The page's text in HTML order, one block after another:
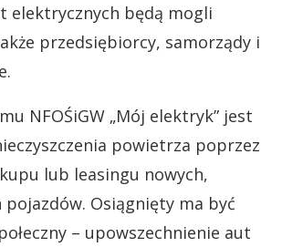
elektrycznych będą mogli
przedsiębiorcy, samorządy i
NFOŚiGW „Mój elektryk” jest
powietrza poprzez
lub leasingu nowych,
pojazdów. Osiągnięty ma być
– upowszechnienie aut